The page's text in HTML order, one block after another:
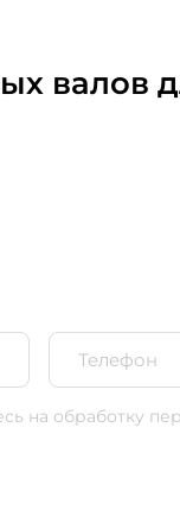
валов
на обработку